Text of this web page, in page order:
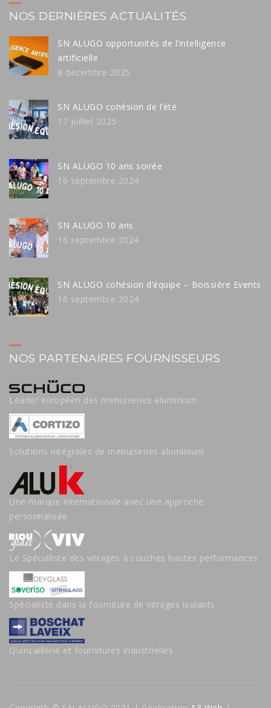
NOS DERNIÈRES ACTUALITÉS
SN ALUGO opportunités de l’intelligence
artificielle
8 décembre 2025
SN ALUGO cohésion de l’été
17 juillet 2025
SN ALUGO 10 ans soirée
16 septembre 2024
SN ALUGO 10 ans
16 septembre 2024
SN ALUGO cohésion d’équipe – Boissière Events
16 septembre 2024
NOS PARTENAIRES FOURNISSEURS
Leader européen des menuiseries aluminium
Solutions intégrales de menuiseries aluminium
Une marque internationale avec une approche
personnalisée
Le Spécialiste des vitrages à couches hautes performances
Spécialiste dans la fourniture de vitrages isolants
Quincaillerie et fournitures industrielles